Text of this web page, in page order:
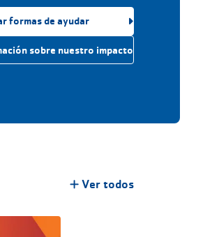
formas de ayudar
sobre nuestro impacto
Ver todos